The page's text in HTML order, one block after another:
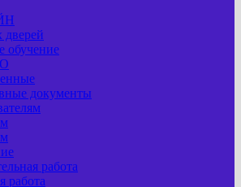
дверей
обучение
документы
работа
работа